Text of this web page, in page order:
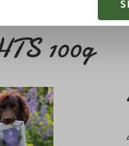
100g